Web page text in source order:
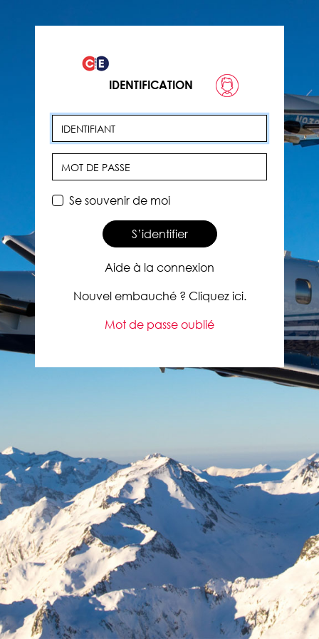
IDENTIFICATION
Identifiant
Se souvenir de moi
S’identifier
Aide à la connexion
Nouvel embauché ? Cliquez ici.
Mot de passe oublié